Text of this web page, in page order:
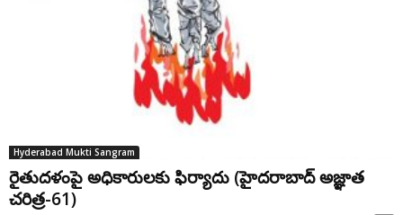
Hyderabad Mukti Sangram
రైతుదళంపై అధికారులకు ఫిర్యాదు (హైదరాబాద్ అజ్ఞాత
చరిత్ర-61)